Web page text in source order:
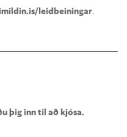
leidbeiningar.
þig inn til að kjósa.